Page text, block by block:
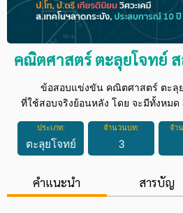
คณิตศาสตร์ ตะลุยโจทย์
ข้อสอบแข่งขัน คณิตศาสตร์ ตะลุ
ที่ใช้สอบจริงย้อนหลัง โดย จะมีทั้งหมด
ประเภท:
ตะลุยโจทย์
จำนวนบท:
3
จำ
คำแนะนำ สารบัญ